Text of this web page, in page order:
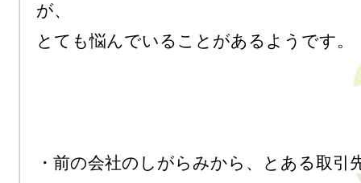
が、
とても悩んでいることがあるようです。
・前の会社のしがらみから、とある取引